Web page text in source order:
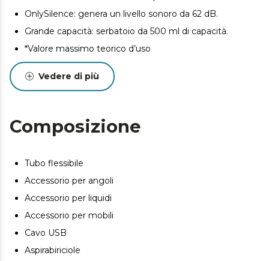
OnlySilence: genera un livello sonoro da 62 dB.
Grande capacità: serbatoio da 500 ml di capacità.
*Valore massimo teorico d’uso
Vedere di più
Composizione
Tubo flessibile
Accessorio per angoli
Accessorio per liquidi
Accessorio per mobili
Cavo USB
Aspirabiriciole